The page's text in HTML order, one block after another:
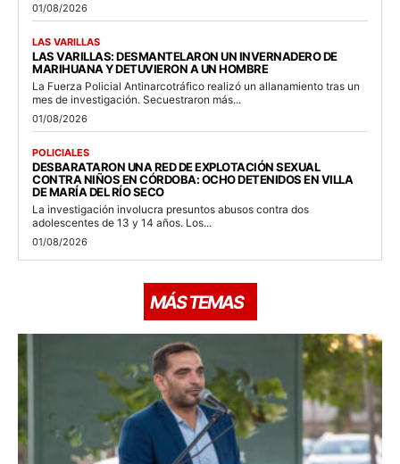
01/08/2026
LAS VARILLAS
LAS VARILLAS: DESMANTELARON UN INVERNADERO DE
MARIHUANA Y DETUVIERON A UN HOMBRE
La Fuerza Policial Antinarcotráfico realizó un allanamiento tras un
mes de investigación. Secuestraron más...
01/08/2026
POLICIALES
DESBARATARON UNA RED DE EXPLOTACIÓN SEXUAL
CONTRA NIÑOS EN CÓRDOBA: OCHO DETENIDOS EN VILLA
DE MARÍA DEL RÍO SECO
La investigación involucra presuntos abusos contra dos
adolescentes de 13 y 14 años. Los...
01/08/2026
MÁS TEMAS